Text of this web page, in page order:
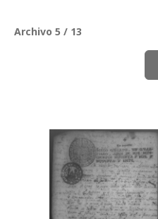
Archivo 5 / 13